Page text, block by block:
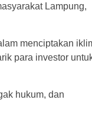
Lampung,
menciptakan
para investor
hukum, dan